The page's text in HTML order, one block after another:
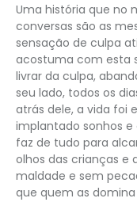
Uma história que no
conversas são as
sensação de culpa
acostuma com esta
livrar da culpa,
seu lado, todos os
atrás dele, a vida foi
implantado sonhos e
faz de tudo para
olhos das crianças e
maldade e sem
que quem as